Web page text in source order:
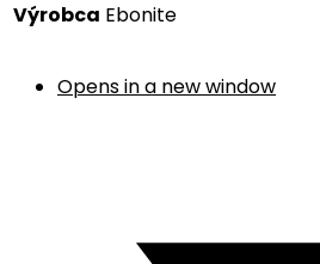
Výrobca Ebonite
Opens in a new window